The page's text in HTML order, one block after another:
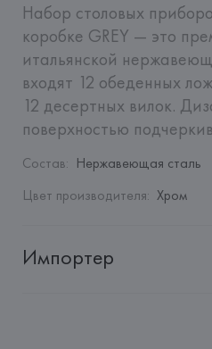
Набор столовых
коробке GREY — это
итальянской
входят 12 обеденных
12 десертных вилок.
поверхностью
Состав: Нержавеющая сталь
Цвет производителя: Хром
Импортер